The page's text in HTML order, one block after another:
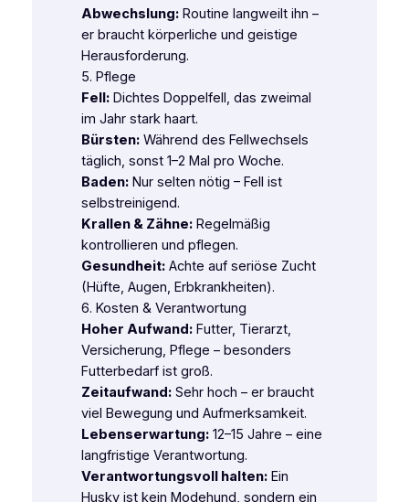
Abwechslung:Routine langweilt ihn –
er braucht körperliche und geistige
Herausforderung.
5. Pflege
Fell:Dichtes Doppelfell, das zweimal
im Jahr stark haart.
Bürsten:Während des Fellwechsels
täglich, sonst 1–2 Mal pro Woche.
Baden:Nur selten nötig – Fell ist
selbstreinigend.
Krallen & Zähne:Regelmäßig
kontrollieren und pflegen.
Gesundheit:Achte auf seriöse Zucht
(Hüfte, Augen, Erbkrankheiten).
6. Kosten & Verantwortung
Hoher Aufwand:Futter, Tierarzt,
Versicherung, Pflege – besonders
Futterbedarf ist groß.
Zeitaufwand:Sehr hoch – er braucht
viel Bewegung und Aufmerksamkeit.
Lebenserwartung:12–15 Jahre – eine
langfristige Verantwortung.
Verantwortungsvoll halten:Ein
Husky ist kein Modehund, sondern ein